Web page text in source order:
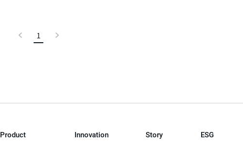
1
지
Product Innovation Story ESG